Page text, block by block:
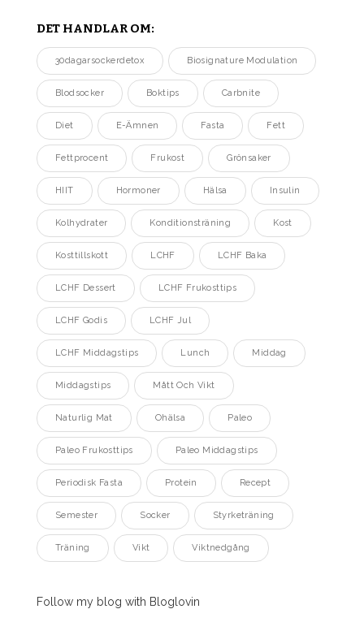
DET HANDLAR OM:
30dagarsockerdetox Biosignature Modulation
Blodsocker Boktips Carbnite
Diet E-Ämnen Fasta Fett
Fettprocent Frukost Grönsaker
HIIT Hormoner Hälsa Insulin
Kolhydrater Konditionsträning Kost
Kosttillskott LCHF LCHF Baka
LCHF Dessert LCHF Frukosttips
LCHF Godis LCHF Jul
LCHF Middagstips Lunch Middag
Middagstips Mått Och Vikt
Naturlig Mat Ohälsa Paleo
Paleo Frukosttips Paleo Middagstips
Periodisk Fasta Protein Recept
Semester Socker Styrketräning
Träning Vikt Viktnedgång
Follow my blog with Bloglovin